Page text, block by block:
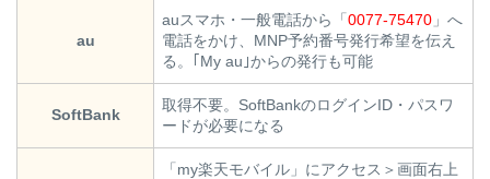
au
auスマホ・一般電話から「0077-75470 」へ
電話をかけ、MNP予約番号発行希望を伝え
る。｢My au｣からの発行も可能
SoftBank
取得不要。SoftBankのログインID・パスワ
ードが必要になる
「my楽天モバイル」にアクセス＞画面右上